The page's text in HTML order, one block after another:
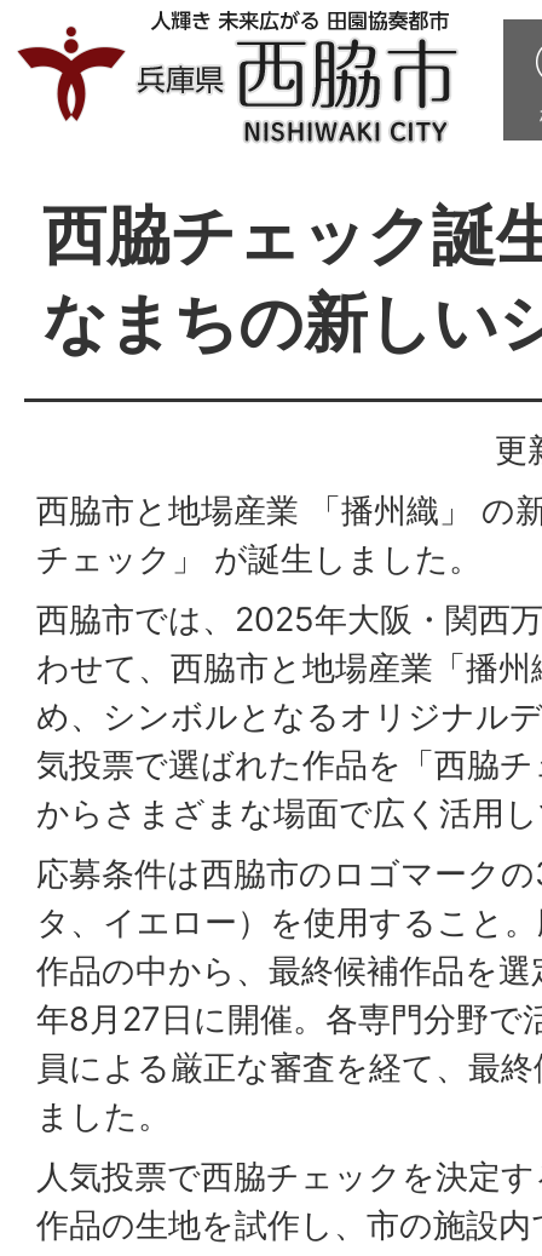
西脇チェック誕
なまちの新しい
更
西脇市と地場産業 「播州織」 の
チェック」 が誕生しました。
西脇市では、2025年大阪・関西
わせて、西脇市と地場産業「播
め、シンボルとなるオリジナル
気投票で選ばれた作品を「西脇
からさまざまな場面で広く活用
応募条件は西脇市のロゴマーク
タ、イエロー）を使用すること
作品の中から、最終候補作品を
年8月27日に開催。各専門分野で
員による厳正な審査を経て、最
ました。
人気投票で西脇チェックを決定
作品の生地を試作し、市の施設